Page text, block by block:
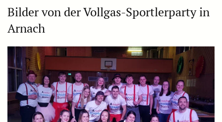
Bilder von der Vollgas-Sportlerparty in
Arnach